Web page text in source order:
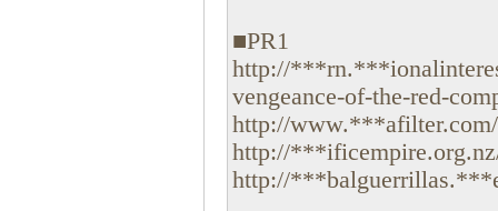
■PR1
http://
vengeance-of-the-red-
http://
http://
http://